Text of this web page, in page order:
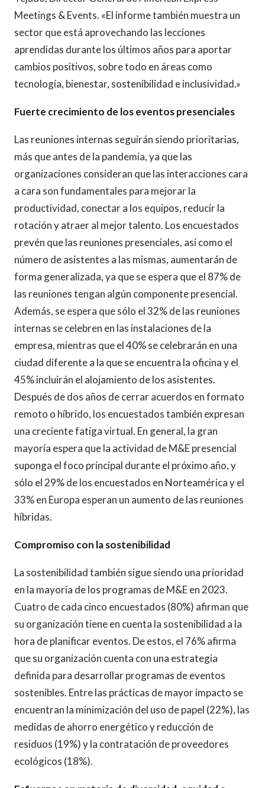
Meetings & Events. «El informe también muestra un
sector que está aprovechando las lecciones
aprendidas durante los últimos años para aportar
cambios positivos, sobre todo en áreas como
tecnología, bienestar, sostenibilidad e inclusividad.»
Fuerte crecimiento de los eventos presenciales
Las reuniones internas seguirán siendo prioritarias,
más que antes de la pandemia, ya que las
organizaciones consideran que las interacciones cara
a cara son fundamentales para mejorar la
productividad, conectar a los equipos, reducir la
rotación y atraer al mejor talento. Los encuestados
prevén que las reuniones presenciales, así como el
número de asistentes a las mismas, aumentarán de
forma generalizada, ya que se espera que el 87% de
las reuniones tengan algún componente presencial.
Además, se espera que sólo el 32% de las reuniones
internas se celebren en las instalaciones de la
empresa, mientras que el 40% se celebrarán en una
ciudad diferente a la que se encuentra la oficina y el
45% incluirán el alojamiento de los asistentes.
Después de dos años de cerrar acuerdos en formato
remoto o híbrido, los encuestados también expresan
una creciente fatiga virtual. En general, la gran
mayoría espera que la actividad de M&E presencial
suponga el foco principal durante el próximo año, y
sólo el 29% de los encuestados en Norteamérica y el
33% en Europa esperan un aumento de las reuniones
híbridas.
Compromiso con la sostenibilidad
La sostenibilidad también sigue siendo una prioridad
en la mayoría de los programas de M&E en 2023.
Cuatro de cada cinco encuestados (80%) afirman que
su organización tiene en cuenta la sostenibilidad a la
hora de planificar eventos. De estos, el 76% afirma
que su organización cuenta con una estrategia
definida para desarrollar programas de eventos
sostenibles. Entre las prácticas de mayor impacto se
encuentran la minimización del uso de papel (22%), las
medidas de ahorro energético y reducción de
residuos (19%) y la contratación de proveedores
ecológicos (18%).